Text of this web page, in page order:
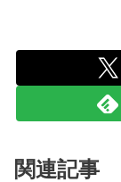
関連記事